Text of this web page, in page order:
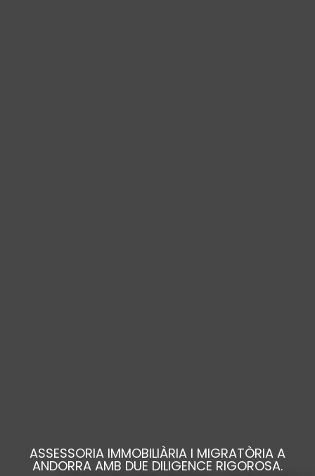
ASSESSORIA IMMOBILIÀRIA I MIGRATÒRIA A
ANDORRA AMB DUE DILIGENCE RIGOROSA.